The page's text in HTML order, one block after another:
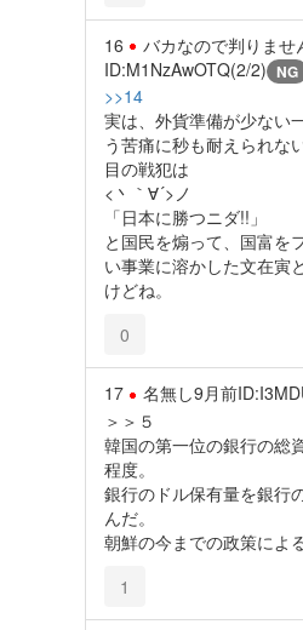
16 バカなので判りま
ID:M1NzAwOTQ(2/2) NG
>>14
実は、外貨準備が少ない
う苦痛に秒も耐えられな
目の戦犯は
<丶｀∀´>ノ
「日本に勝つニダ!!」
と国民を煽って、国富を
い事業に溶かした文在寅
けどね。
0
17 名無し9月前
＞＞５
韓国の第一位の銀行の総
程度。
銀行のドル保有量を銀行
んだ。
朝鮮の今までの政策によ
1